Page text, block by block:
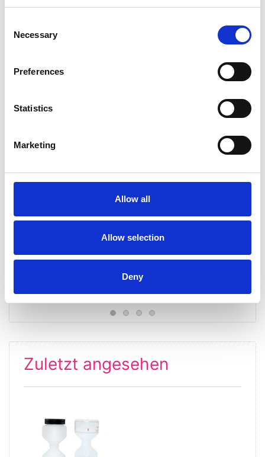
Selection
Necessary
Preferences
Statistics
Marketing
Allow all
Allow selection
Deny
Benutzer, die diesen Artikel
gekauft
Silber-Tauchbad
Silber-Anlaufschutz-
Zuletzt angesehen